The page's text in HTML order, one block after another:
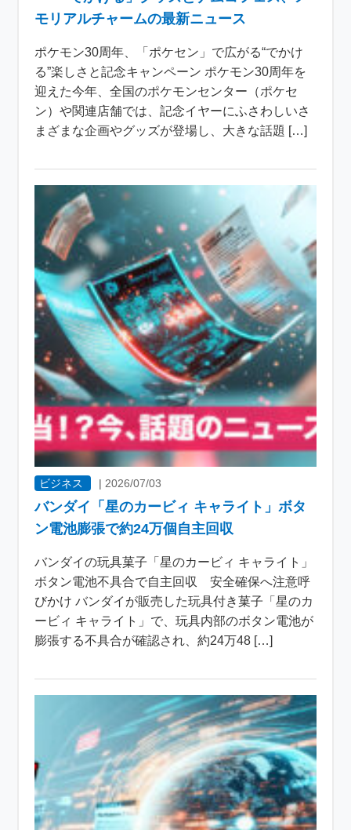
モリアルチャームの最新ニュース
ポケモン30周年、「ポケセン」で広がる“でかけ
る”楽しさと記念キャンペーン ポケモン30周年を
迎えた今年、全国のポケモンセンター（ポケセ
ン）や関連店舗では、記念イヤーにふさわしいさ
まざまな企画やグッズが登場し、大きな話題 […]
ビジネス | 2026/07/03
バンダイ「星のカービィ キャライト」ボタ
ン電池膨張で約24万個自主回収
バンダイの玩具菓子「星のカービィ キャライト」
ボタン電池不具合で自主回収 安全確保へ注意呼
びかけ バンダイが販売した玩具付き菓子「星のカ
ービィ キャライト」で、玩具内部のボタン電池が
膨張する不具合が確認され、約24万48 […]